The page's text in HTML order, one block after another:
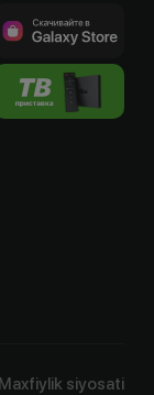
Maxfiylik siyosati